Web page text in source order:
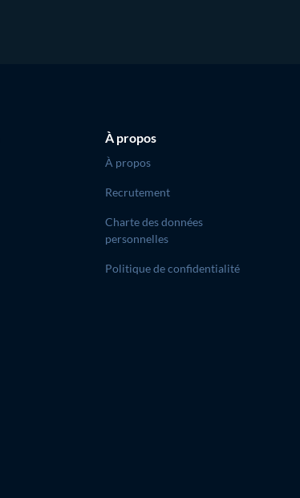
À propos
À propos
Recrutement
Charte des données
personnelles
Politique de confidentialité